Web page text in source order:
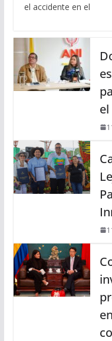
el accidente en el